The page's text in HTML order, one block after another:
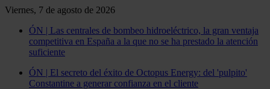
Viernes, 7 de agosto de 2026
ÓN | Las centrales de bombeo hidroeléctrico, la gran ventaja
competitiva en España a la que no se ha prestado la atención
suficiente
ÓN | El secreto del éxito de Octopus Energy: del 'pulpito'
Constantine a generar confianza en el cliente